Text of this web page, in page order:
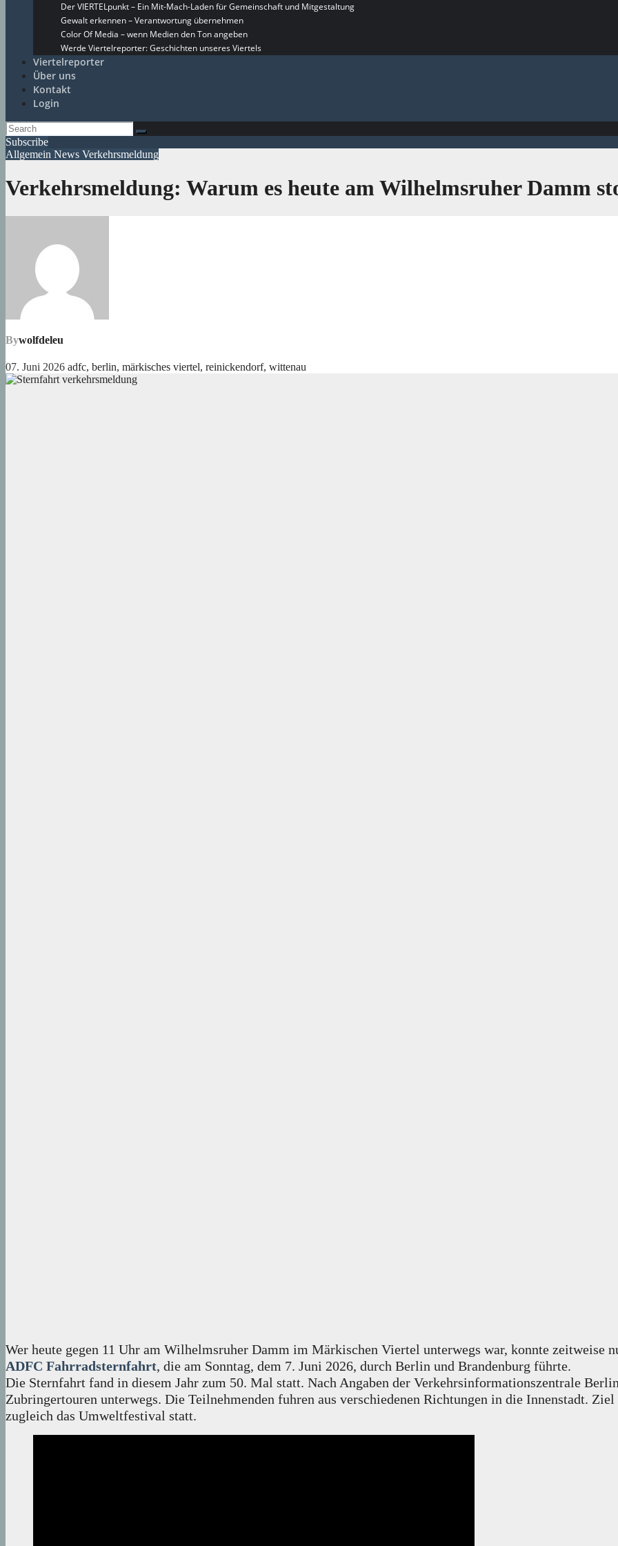
Der VIERTELpunkt – Ein Mit-Mach-Laden für Gemeinschaft und Mitgestaltung
Gewalt erkennen – Verantwortung übernehmen
Color Of Media – wenn Medien den Ton angeben
Werde Viertelreporter: Geschichten unseres Viertels
Viertelreporter
Über uns
Kontakt
Login
Subscribe
Allgemein News Verkehrsmeldung
Verkehrsmeldung: Warum es heute am Wilhelmsruher Damm
Bywolfdeleu
07. Juni 2026 adfc, berlin, märkisches viertel, reinickendorf, wittenau
Wer heute gegen 11 Uhr am Wilhelmsruher Damm im Märkischen Viertel unterwegs war, konnte zeitweise
ADFC Fahrradsternfahrt, die am Sonntag, dem 7. Juni 2026, durch Berlin und Brandenburg führte.
Die Sternfahrt fand in diesem Jahr zum 50. Mal statt. Nach Angaben der Verkehrsinformationszentrale
Zubringertouren unterwegs. Die Teilnehmenden fuhren aus verschiedenen Richtungen in die Innenstadt.
zugleich das Umweltfestival statt.